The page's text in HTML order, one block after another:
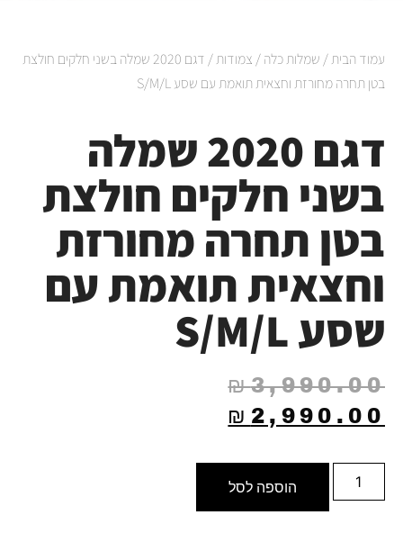
עמוד הבית/ שמלות כלה/ צמודות
/ דגם 2020 שמלה בשני חלקים חולצת
בטן תחרה מחורזת וחצאית תואמת עם שסע S/M/L
דגם 2020 שמלה
בשני חלקים חולצת
בטן תחרה מחורזת
וחצאית תואמת עם
שסע S/M/L
₪3,990.00
₪ 2,990.00
הוספה לסל